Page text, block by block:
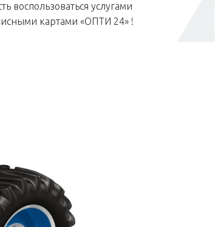
воспользоваться услугами
картами «ОПТИ 24» !